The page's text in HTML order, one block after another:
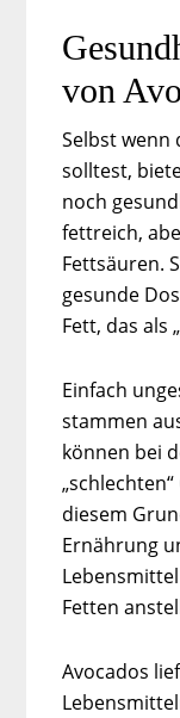
von
Selbst wenn
solltest,
noch
fettreich,
Fettsäuren.
gesunde
Fett, das als
Einfach
stammen
können bei
diesem
Ernährung
Fetten
Avocados